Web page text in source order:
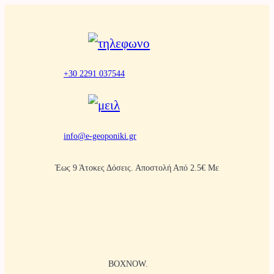
+30 2291 037544
info@e-geoponiki.gr
Έως 9 Άτοκες Δόσεις. Αποστολή Από 2.5€ Με
BOXNOW.